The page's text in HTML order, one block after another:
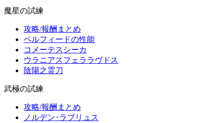
魔星の試練
攻略/報酬まとめ
ペルフィードの性能
コメーテスシーカ
ウラニアスフェララヴドス
陰陽之霊刀
武極の試練
攻略/報酬まとめ
ノルデン･ラブリュス